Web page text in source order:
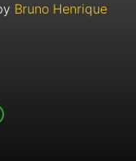
Bruno Henrique